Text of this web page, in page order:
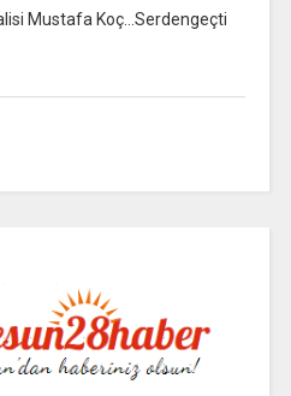
Mustafa Koç…Serdengeçti